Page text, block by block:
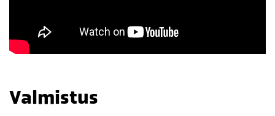
Valmistus